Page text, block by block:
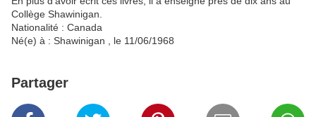
Collège Shawinigan.
Nationalité : Canada
Né(e) à : Shawinigan , le 11/06/1968
Partager